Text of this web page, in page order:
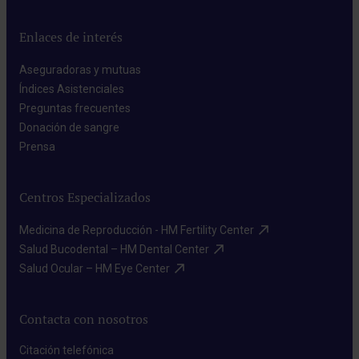
Enlaces de interés
Aseguradoras y mutuas​
Índices Asistenciales​
Preguntas frecuentes​
Donación de sangre​
Prensa​
Centros Especializados
Medicina de Reproducción - HM Fertility Center​
Salud Bucodental – HM Dental Center​
Salud Ocular – HM Eye Center​
Contacta con nosotros
Citación telefónica